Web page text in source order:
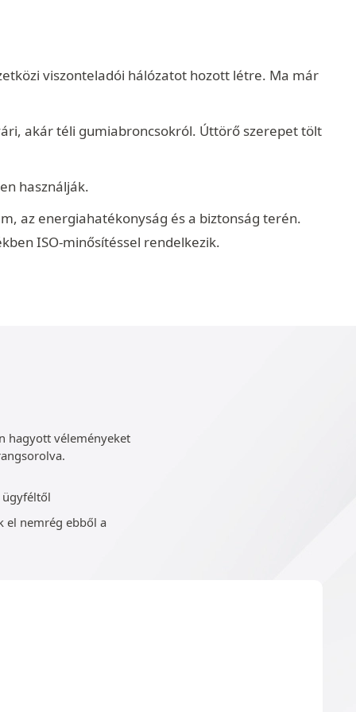
viszonteladói hálózatot hozott létre. Ma már
akár téli gumiabroncsokról. Úttörő szerepet tölt
használják.
az energiahatékonyság és a biztonság terén.
ISO-minősítéssel rendelkezik.
hagyott véleményeket
ügyféltől
el nemrég ebből a